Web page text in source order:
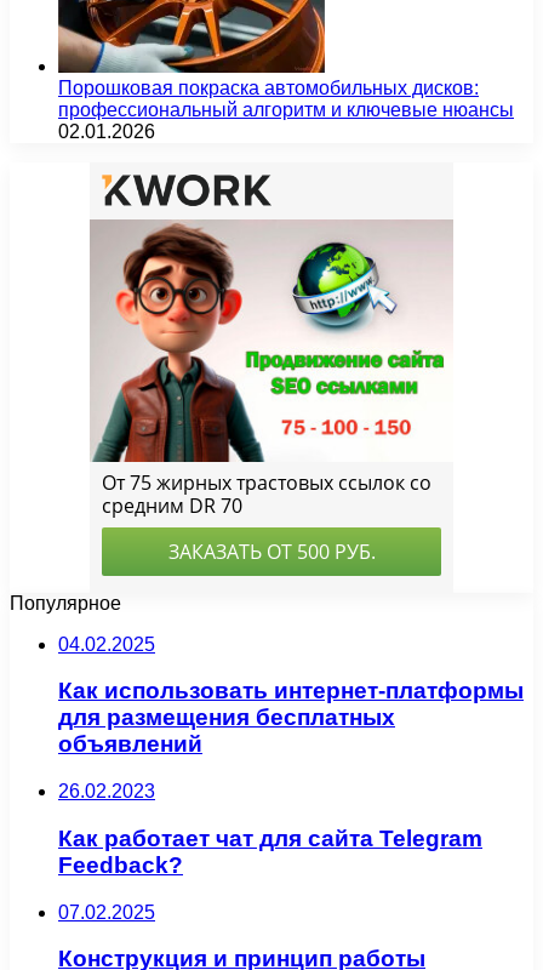
Порошковая покраска автомобильных дисков:
профессиональный алгоритм и ключевые нюансы
02.01.2026
Популярное
04.02.2025
Как использовать интернет-платформы
для размещения бесплатных
объявлений
26.02.2023
Как работает чат для сайта Telegram
Feedback?
07.02.2025
Конструкция и принцип работы